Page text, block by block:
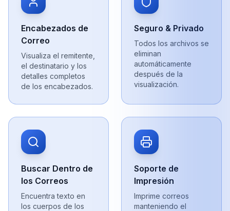
Encabezados de
Correo
Visualiza el remitente,
el destinatario y los
detalles completos
de los encabezados.
Seguro & Privado
Todos los archivos se
eliminan
automáticamente
después de la
visualización.
Buscar Dentro de
los Correos
Encuentra texto en
los cuerpos de los
Soporte de
Impresión
Imprime correos
manteniendo el